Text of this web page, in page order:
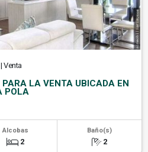
| Venta
LA VENTA UBICADA EN
POLA
Alcobas
2
Baño(s)
2